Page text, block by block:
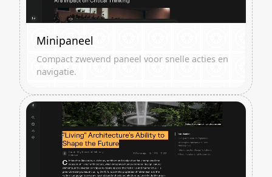
Minipaneel
Compact zwevend paneel voor snelle acties en
navigatie.